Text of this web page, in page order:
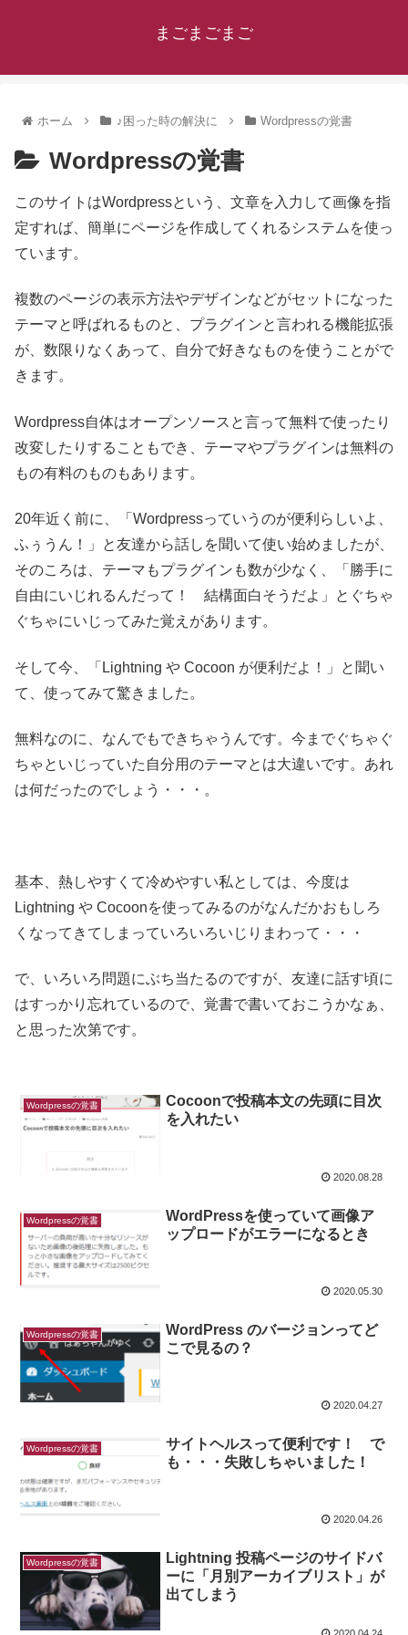
まごまごまご
ホーム ♪困った時の解決に Wordpressの覚書
Wordpressの覚書
このサイトはWordpressという、文章を入力して画像を指
定すれば、簡単にページを作成してくれるシステムを使っ
ています。
複数のページの表示方法やデザインなどがセットになった
テーマと呼ばれるものと、プラグインと言われる機能拡張
が、数限りなくあって、自分で好きなものを使うことがで
きます。
Wordpress自体はオープンソースと言って無料で使ったり
改変したりすることもでき、テーマやプラグインは無料の
もの有料のものもあります。
20年近く前に、「Wordpressっていうのが便利らしいよ、
ふぅうん！」と友達から話しを聞いて使い始めましたが、
そのころは、テーマもプラグインも数が少なく、「勝手に
自由にいじれるんだって！ 結構面白そうだよ」とぐちゃ
ぐちゃにいじってみた覚えがあります。
そして今、「Lightning や Cocoon が便利だよ！」と聞い
て、使ってみて驚きました。
無料なのに、なんでもできちゃうんです。今までぐちゃぐ
ちゃといじっていた自分用のテーマとは大違いです。あれ
は何だったのでしょう・・・。
基本、熱しやすくて冷めやすい私としては、今度は
Lightning や Cocoonを使ってみるのがなんだかおもしろ
くなってきてしまっていろいろいじりまわって・・・
で、いろいろ問題にぶち当たるのですが、友達に話す頃に
はすっかり忘れているので、覚書で書いておこうかなぁ、
と思った次第です。
Wordpressの覚書
Cocoonで投稿本文の先頭に目次
を入れたい
2020.08.28
Wordpressの覚書
WordPressを使っていて画像ア
ップロードがエラーになるとき
2020.05.30
Wordpressの覚書
WordPress のバージョンってど
こで見るの？
2020.04.27
Wordpressの覚書
サイトヘルスって便利です！ で
も・・・失敗しちゃいました！
2020.04.26
Wordpressの覚書
Lightning 投稿ページのサイドバ
ーに「月別アーカイブリスト」が
出てしまう